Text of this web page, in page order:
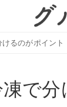
るのがポイント
で